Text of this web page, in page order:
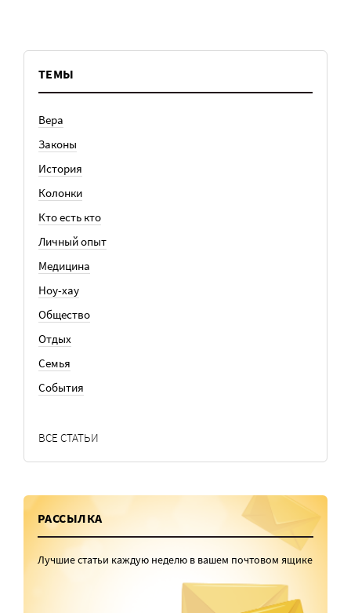
ТЕМЫ
Вера
Законы
История
Колонки
Кто есть кто
Личный опыт
Медицина
Ноу-хау
Общество
Отдых
Семья
События
ВСЕ СТАТЬИ
РАССЫЛКА
Лучшие статьи каждую неделю в вашем почтовом ящике